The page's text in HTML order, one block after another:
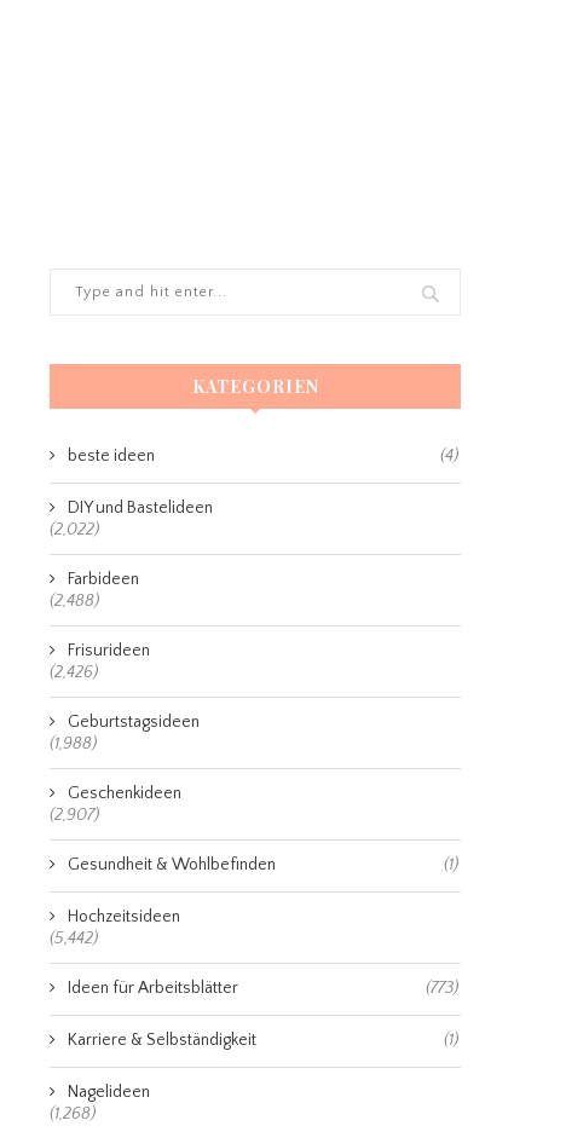
KATEGORIEN
beste ideen (4)
DIY und Bastelideen
(2,022)
Farbideen
(2,488)
Frisurideen
(2,426)
Geburtstagsideen
(1,988)
Geschenkideen
(2,907)
Gesundheit & Wohlbefinden (1)
Hochzeitsideen
(5,442)
Ideen für Arbeitsblätter (773)
Karriere & Selbständigkeit (1)
Nagelideen
(1,268)